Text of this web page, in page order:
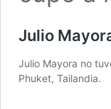
Julio
Julio Mayora no
Phuket, Tailandia.